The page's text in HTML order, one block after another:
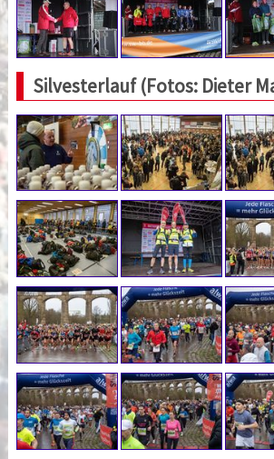
Silvesterlauf (Fotos: Dieter